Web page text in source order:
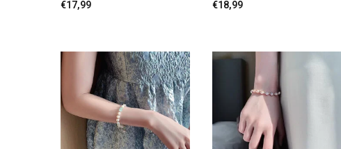
€17,99 €18,99